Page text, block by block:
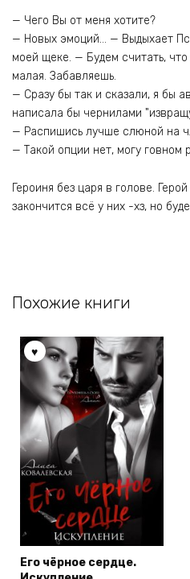
— Чего Вы от меня хотите?
— Новых эмоций… — Выдыхает
моей щеке. — Будем считать,
малая. Забавляешь.
— Сразу бы так и сказали, я бы
написала бы чернилами
— Распишись лучше слюной на
— Такой опции нет, могу говном
Героиня без царя в голове.
закончится всё у них -хз, но
Похожие книги
Его чёрное сердце.